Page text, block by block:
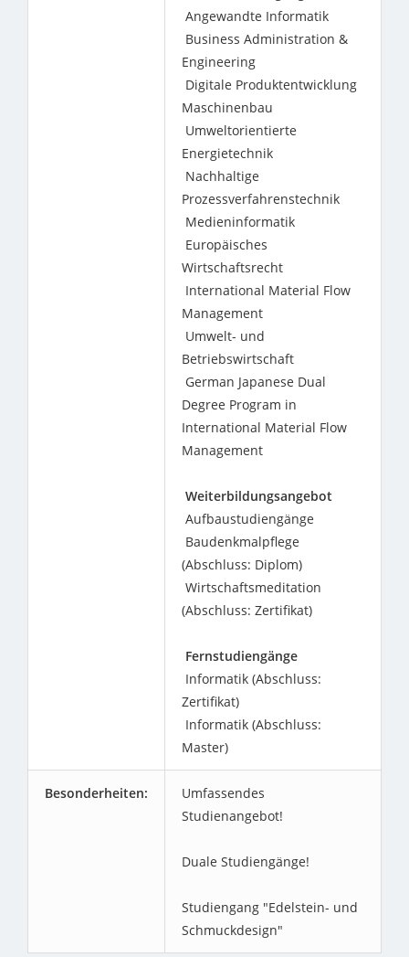
Angewandte Informatik
Business Administration &
Engineering
Digitale Produktentwicklung
Maschinenbau
Umweltorientierte
Energietechnik
Nachhaltige
Prozessverfahrenstechnik
Medieninformatik
Europäisches
Wirtschaftsrecht
International Material Flow
Management
Umwelt- und
Betriebswirtschaft
German Japanese Dual
Degree Program in
International Material Flow
Management
Weiterbildungsangebot
Aufbaustudiengänge
Baudenkmalpflege
(Abschluss: Diplom)
Wirtschaftsmeditation
(Abschluss: Zertifikat)
Fernstudiengänge
Informatik (Abschluss:
Zertifikat)
Informatik (Abschluss:
Master)
Besonderheiten:
Umfassendes
Studienangebot!
Duale Studiengänge!
Studiengang "Edelstein- und
Schmuckdesign"